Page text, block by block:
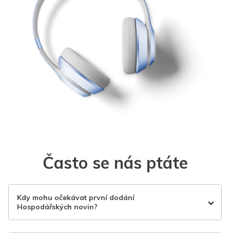
Často se nás ptáte
Kdy mohu očekávat první dodání
Hospodářských novin?